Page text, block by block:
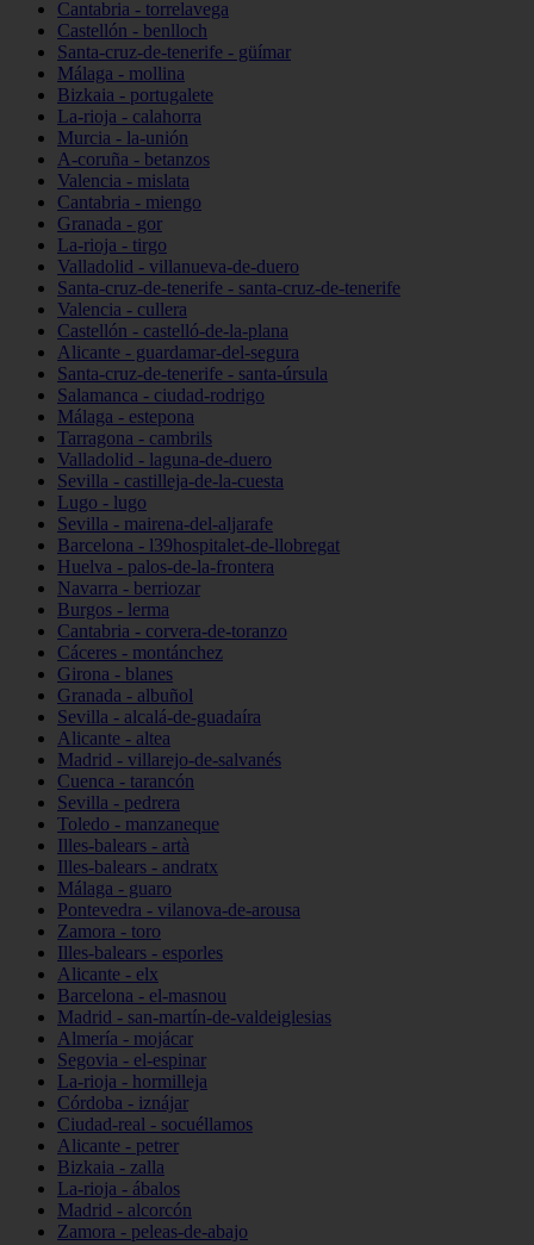
Cantabria - torrelavega
Castellón - benlloch
Santa-cruz-de-tenerife - güímar
Málaga - mollina
Bizkaia - portugalete
La-rioja - calahorra
Murcia - la-unión
A-coruña - betanzos
Valencia - mislata
Cantabria - miengo
Granada - gor
La-rioja - tirgo
Valladolid - villanueva-de-duero
Santa-cruz-de-tenerife - santa-cruz-de-tenerife
Valencia - cullera
Castellón - castelló-de-la-plana
Alicante - guardamar-del-segura
Santa-cruz-de-tenerife - santa-úrsula
Salamanca - ciudad-rodrigo
Málaga - estepona
Tarragona - cambrils
Valladolid - laguna-de-duero
Sevilla - castilleja-de-la-cuesta
Lugo - lugo
Sevilla - mairena-del-aljarafe
Barcelona - l39hospitalet-de-llobregat
Huelva - palos-de-la-frontera
Navarra - berriozar
Burgos - lerma
Cantabria - corvera-de-toranzo
Cáceres - montánchez
Girona - blanes
Granada - albuñol
Sevilla - alcalá-de-guadaíra
Alicante - altea
Madrid - villarejo-de-salvanés
Cuenca - tarancón
Sevilla - pedrera
Toledo - manzaneque
Illes-balears - artà
Illes-balears - andratx
Málaga - guaro
Pontevedra - vilanova-de-arousa
Zamora - toro
Illes-balears - esporles
Alicante - elx
Barcelona - el-masnou
Madrid - san-martín-de-valdeiglesias
Almería - mojácar
Segovia - el-espinar
La-rioja - hormilleja
Córdoba - iznájar
Ciudad-real - socuéllamos
Alicante - petrer
Bizkaia - zalla
La-rioja - ábalos
Madrid - alcorcón
Zamora - peleas-de-abajo